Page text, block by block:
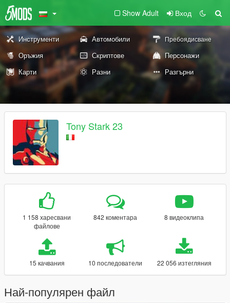
Show Adult Вход
Инструменти Автомобили Пребоядисване
Оръжия Скриптове
Персонажи
Карти
Разни Разгърни
Tony Stark 23
1 158 харесвани
файлове
842 коментара 8 видеоклипа
15 качвания 10 последователи 22 056 изтегляния
Най-популярен файл